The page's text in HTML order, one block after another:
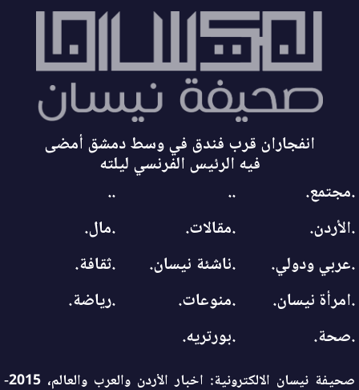
انفجاران قرب فندق في وسط دمشق أمضى
فيه الرئيس الفرنسي ليلته
.مجتمع.
..
..
.الأردن.
.مقالات.
.مال.
.عربي ودولي.
.ناشئة نيسان.
.ثقافة.
.امرأة نيسان.
.منوعات.
.رياضة.
.صحة.
.بورتريه.
صحيفة نيسان الالكترونية: اخبار الأردن والعرب والعالم، 2015-